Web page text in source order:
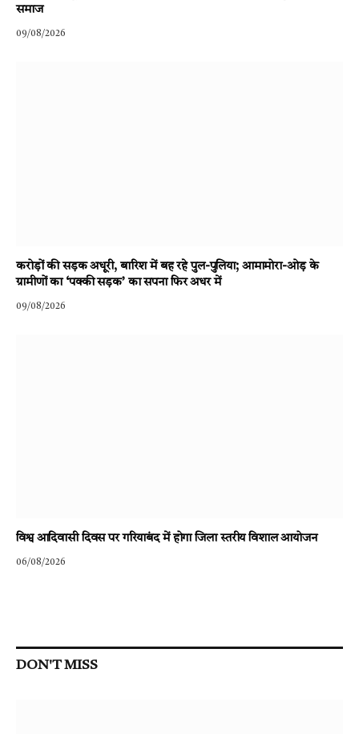
समाज
09/08/2026
करोड़ों की सड़क अधूरी, बारिश में बह रहे पुल-पुलिया; आमामोरा-ओड़ के
ग्रामीणों का ‘पक्की सड़क’ का सपना फिर अधर में
09/08/2026
विश्व आदिवासी दिवस पर गरियाबंद में होगा जिला स्तरीय विशाल आयोजन
06/08/2026
DON'T MISS